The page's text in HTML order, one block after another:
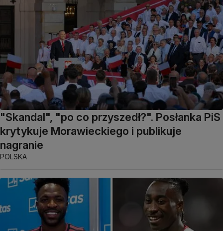
"Skandal", "po co przyszedł?". Posłanka PiS
krytykuje Morawieckiego i publikuje
nagranie
POLSKA